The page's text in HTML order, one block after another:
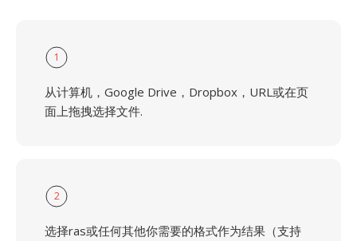
1
从计算机，Google Drive，Dropbox，URL或在页
面上拖拽选择文件.
2
选择ras或任何其他你需要的格式作为结果（支持